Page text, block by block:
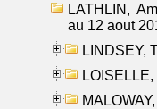
LATHLIN,
au 12 aout
LINDSEY,